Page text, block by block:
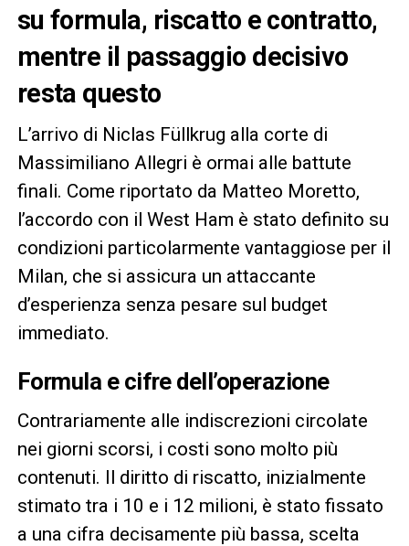
su formula, riscatto e contratto,
mentre il passaggio decisivo
resta questo
L’arrivo di Niclas Füllkrug alla corte di
Massimiliano Allegri è ormai alle battute
finali. Come riportato da Matteo Moretto,
l’accordo con il West Ham è stato definito su
condizioni particolarmente vantaggiose per il
Milan, che si assicura un attaccante
d’esperienza senza pesare sul budget
immediato.
Formula e cifre dell’operazione
Contrariamente alle indiscrezioni circolate
nei giorni scorsi, i costi sono molto più
contenuti. Il diritto di riscatto, inizialmente
stimato tra i 10 e i 12 milioni, è stato fissato
a una cifra decisamente più bassa, scelta